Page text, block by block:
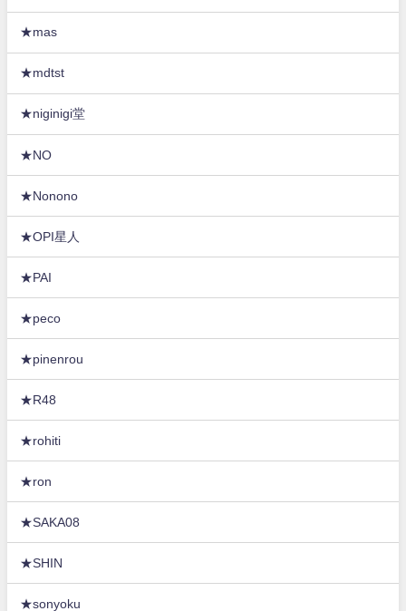
★mas
★mdtst
★niginigi堂
★NO
★Nonono
★OPI星人
★PAI
★peco
★pinenrou
★R48
★rohiti
★ron
★SAKA08
★SHIN
★sonyoku